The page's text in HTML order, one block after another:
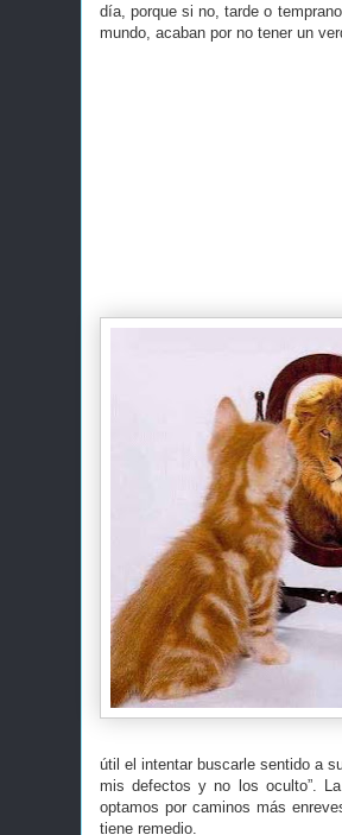
día, porque si no, tarde o
mundo, acaban por no tener un
útil el intentar buscarle sentido a
mis defectos y no los oculto”.
optamos por caminos más
tiene remedio.